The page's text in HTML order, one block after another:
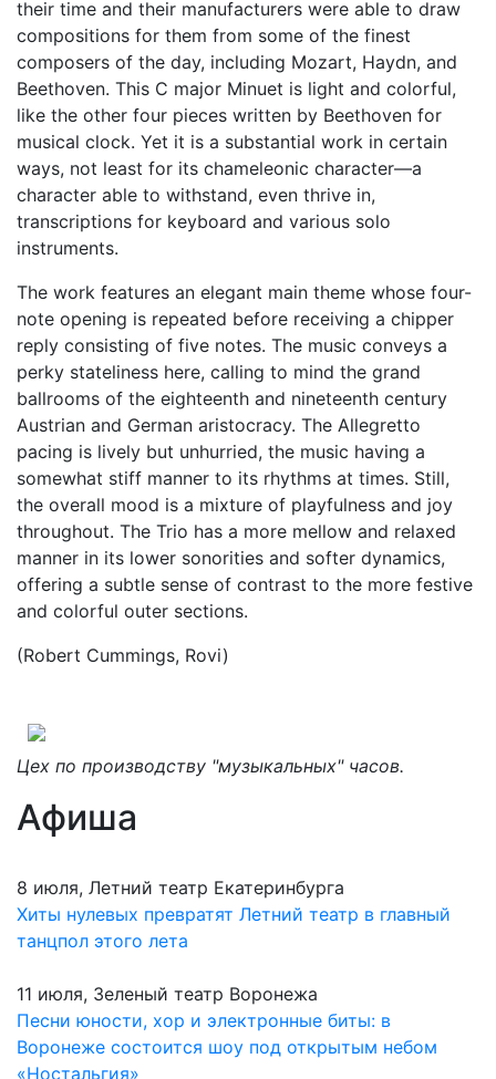
their time and their manufacturers were able to draw
compositions for them from some of the finest
composers of the day, including Mozart, Haydn, and
Beethoven. This C major Minuet is light and colorful,
like the other four pieces written by Beethoven for
musical clock. Yet it is a substantial work in certain
ways, not least for its chameleonic character—a
character able to withstand, even thrive in,
transcriptions for keyboard and various solo
instruments.
The work features an elegant main theme whose four-
note opening is repeated before receiving a chipper
reply consisting of five notes. The music conveys a
perky stateliness here, calling to mind the grand
ballrooms of the eighteenth and nineteenth century
Austrian and German aristocracy. The Allegretto
pacing is lively but unhurried, the music having a
somewhat stiff manner to its rhythms at times. Still,
the overall mood is a mixture of playfulness and joy
throughout. The Trio has a more mellow and relaxed
manner in its lower sonorities and softer dynamics,
offering a subtle sense of contrast to the more festive
and colorful outer sections.
(Robert Cummings, Rovi)
Цех по производству "музыкальных" часов.
Афиша
8 июля, Летний театр Екатеринбурга
Хиты нулевых превратят Летний театр в главный
танцпол этого лета
11 июля, Зеленый театр Воронежа
Песни юности, хор и электронные биты: в
Воронеже состоится шоу под открытым небом
«Ностальгия»